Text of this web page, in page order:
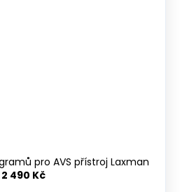
pro AVS přístroj Laxman
2 490 Kč